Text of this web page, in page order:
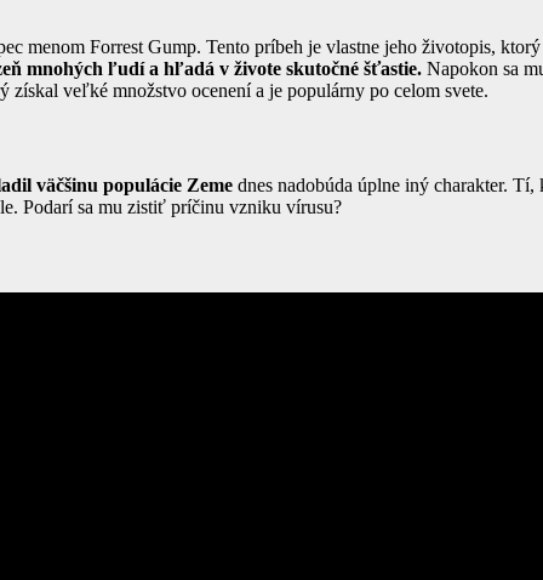
menom Forrest Gump. Tento príbeh je vlastne jeho životopis,
mnohých ľudí a hľadá v živote skutočné šťastie. Napokon sa
veľké množstvo ocenení a je populárny po celom svete.
väčšinu populácie Zeme dnes nadobúda úplne iný charakter.
Podarí sa mu zistiť príčinu vzniku vírusu?